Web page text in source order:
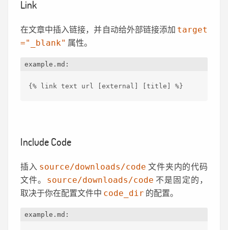
Link
在文章中插入链接，并自动给外部链接添加 target
="_blank" 属性。
example.md:
{% link text url [external] [title] %}
Include Code
插入 source/downloads/code 文件夹内的代码
文件。
source/downloads/code 不是固定的，
取决于你在配置文件中 code_dir 的配置。
example.md: